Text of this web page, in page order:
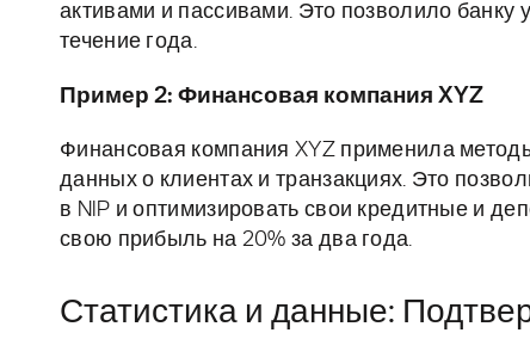
активами и пассивами. Это позволило
течение года.
Пример 2: Финансовая компания XYZ
Финансовая компания XYZ применила
данных о клиентах и транзакциях. Это
в NIP и оптимизировать свои кредитные и
свою прибыль на 20% за два года.
Статистика и данные: